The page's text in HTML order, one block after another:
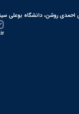
روشن، دانشگاه بوعلی